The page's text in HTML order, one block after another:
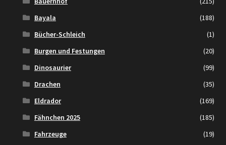
Bayala
(188)
Bücher-Schleich
(1)
Burgen und Festungen
(20)
Dinosaurier
(99)
Drachen
(35)
Eldrador
(169)
Fähnchen 2025
(185)
Fahrzeuge
(19)